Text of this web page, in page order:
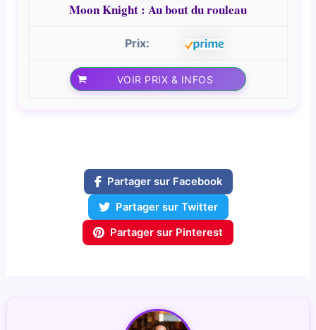
Moon Knight : Au bout du rouleau
VOIR PRIX & INFOS
Partager sur Facebook
Partager sur Twitter
Partager sur Pinterest